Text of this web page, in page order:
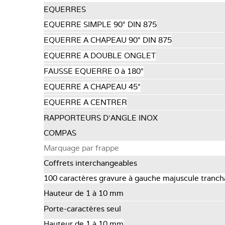
EQUERRES
EQUERRE SIMPLE 90° DIN 875
EQUERRE A CHAPEAU 90° DIN 875
EQUERRE A DOUBLE ONGLET
FAUSSE EQUERRE 0 à 180°
EQUERRE A CHAPEAU 45°
EQUERRE A CENTRER
RAPPORTEURS D'ANGLE INOX
COMPAS
Marquage par frappe
Coffrets interchangeables
100 caractères gravure à gauche majuscule
Hauteur de 1 à 10 mm
Porte-caractères seul